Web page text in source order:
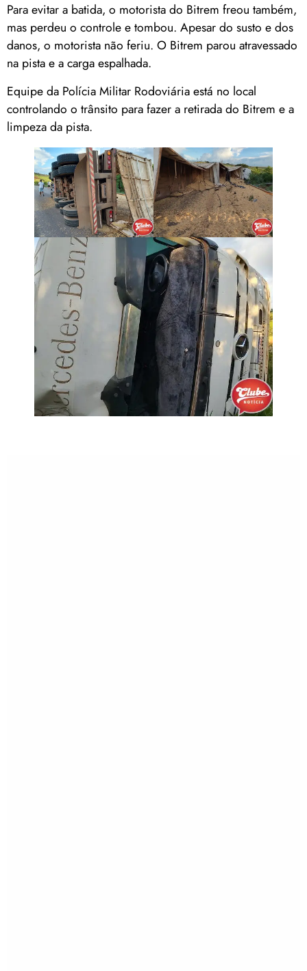
Para evitar a batida, o motorista do Bitrem freou também,
mas perdeu o controle e tombou. Apesar do susto e dos
danos, o motorista não feriu. O Bitrem parou atravessado
na pista e a carga espalhada.
Equipe da Polícia Militar Rodoviária está no local
controlando o trânsito para fazer a retirada do Bitrem e a
limpeza da pista.